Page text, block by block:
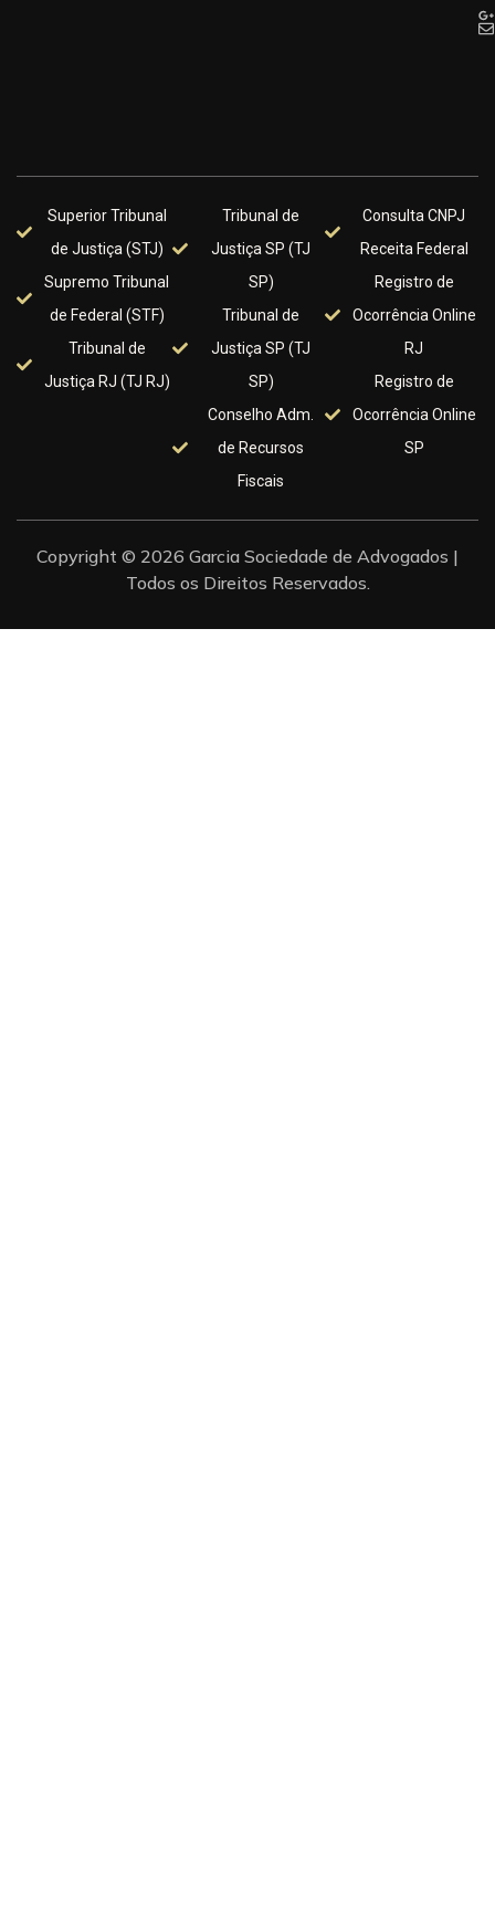
Superior Tribunal
de Justiça (STJ)
Supremo Tribunal
de Federal (STF)
Tribunal de
Justiça RJ (TJ RJ)
Tribunal de
Justiça SP (TJ
SP)
Tribunal de
Justiça SP (TJ
SP)
Conselho Adm.
de Recursos
Fiscais
Consulta CNPJ
Receita Federal
Registro de
Ocorrência Online
RJ
Registro de
Ocorrência Online
SP
Copyright © 2026 Garcia Sociedade de Advogados |
Todos os Direitos Reservados.